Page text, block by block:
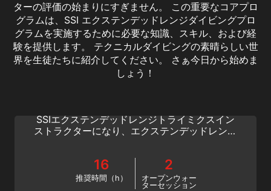
ターの評価の始まりにすぎません。 この重要なコアプロ
グラムは、SSI エクステンデッドレンジダイビングプロ
グラムを実施するために必要な知識、スキル、および経
験を提供します。 テクニカルダイビングの素晴らしい世
界を生徒たちに紹介してください。 さぁ今日から始めま
しょう！
Extended Range Trimix Instructor
SSIエクステンデッドレンジトライミクスイン
ストラクターになり、エクステンデッドレンジ
を始めましょう
16
推奨時間（h）
2
オープンウォー
ターセッション